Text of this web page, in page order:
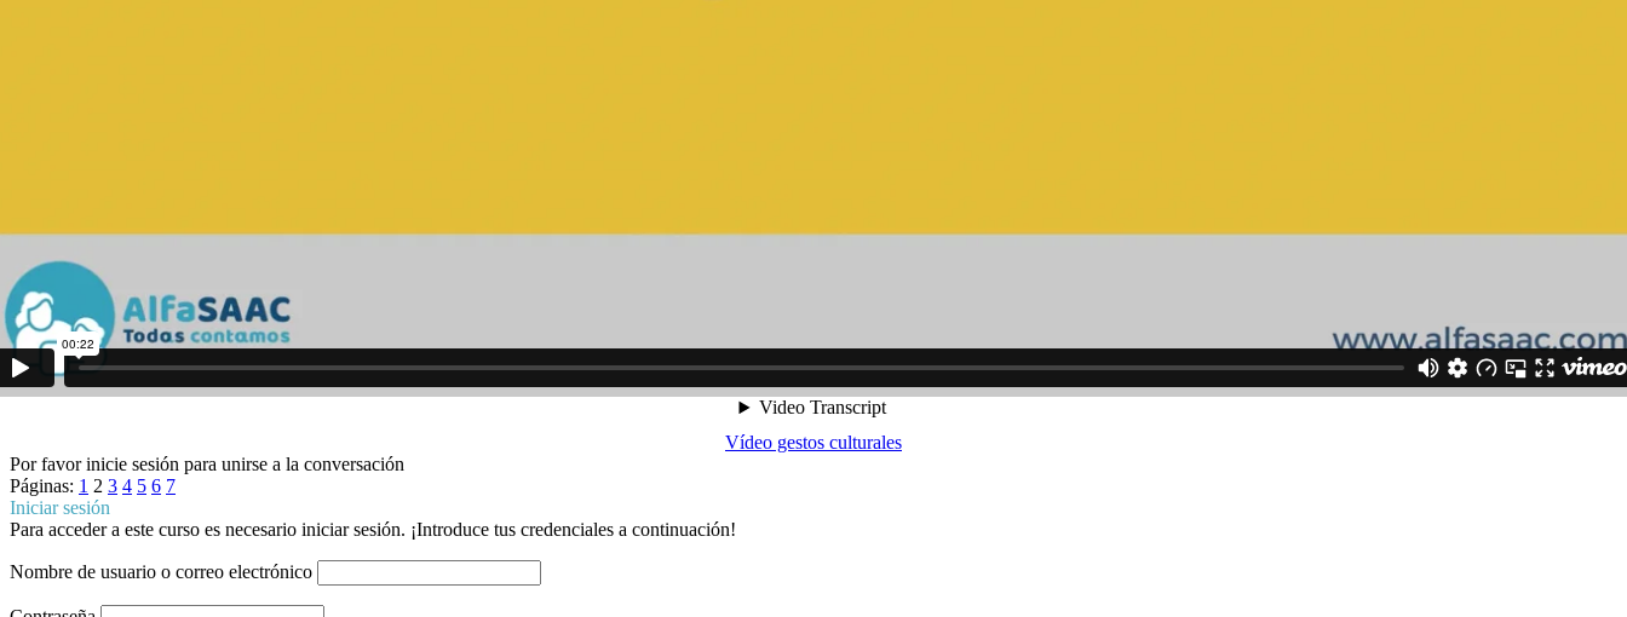
Vídeo gestos culturales
Por favor inicie sesión para unirse a la conversación
Páginas: 1 2 3 4 5 6 7
Iniciar sesión
Para acceder a este curso es necesario iniciar sesión. ¡Introduce tus credenciales a continuación!
Nombre de usuario o correo electrónico